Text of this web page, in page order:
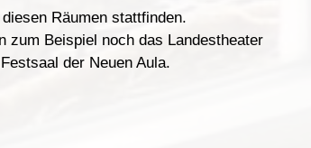
Räumen stattfinden.
zum Beispiel noch das Landestheater
der Neuen Aula.